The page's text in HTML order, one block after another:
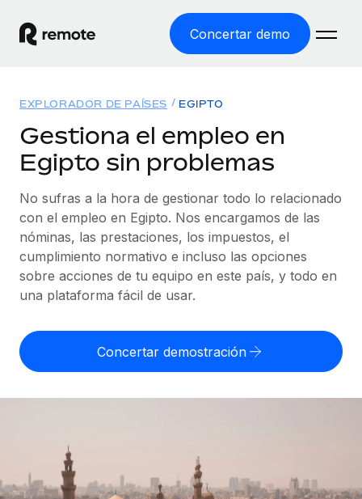
Concertar demo
EMPLEO GLOBAL
Nómina global
Gestiona las nóminas de forma sencilla y conforme a la
legalidad.
Employer of Record
Expándete en todo el mundo sin gastar en entidades.
cumpliendo la normativa.
Externaliza tareas laborales complejas.
Soluciones
COBERTURA MUNDIAL
Explorador de países
Consulta el soporte del empleo global según el país.
Explorador estatal de EE. UU.
Simplifica la contratación en todos los estados de EE.
Comparador de Remote
Compáranos con otras empresas.
Startups
Soluciones ágiles de RR. HH. globales y nóminas para
empresas en crecimiento.
Recursos
HERRAMIENTAS Y CALCULADORAS
Calculadora del riesgo de clasificación errónea
Consulta el riesgo de clasificación errónea por país.
cualquier país.
APRENDIZAJE CON REMOTE
Precios
English
Nederlands
Deutsch
EXPLORADOR DE PAÍSES EGIPTO
Gestiona el empleo en
Egipto sin problemas
No sufras a la hora de gestionar todo lo relacionado
con el empleo en Egipto. Nos encargamos de las
nóminas, las prestaciones, los impuestos, el
cumplimiento normativo e incluso las opciones
sobre acciones de tu equipo en este país, y todo en
una plataforma fácil de usar.
Concertar demostración